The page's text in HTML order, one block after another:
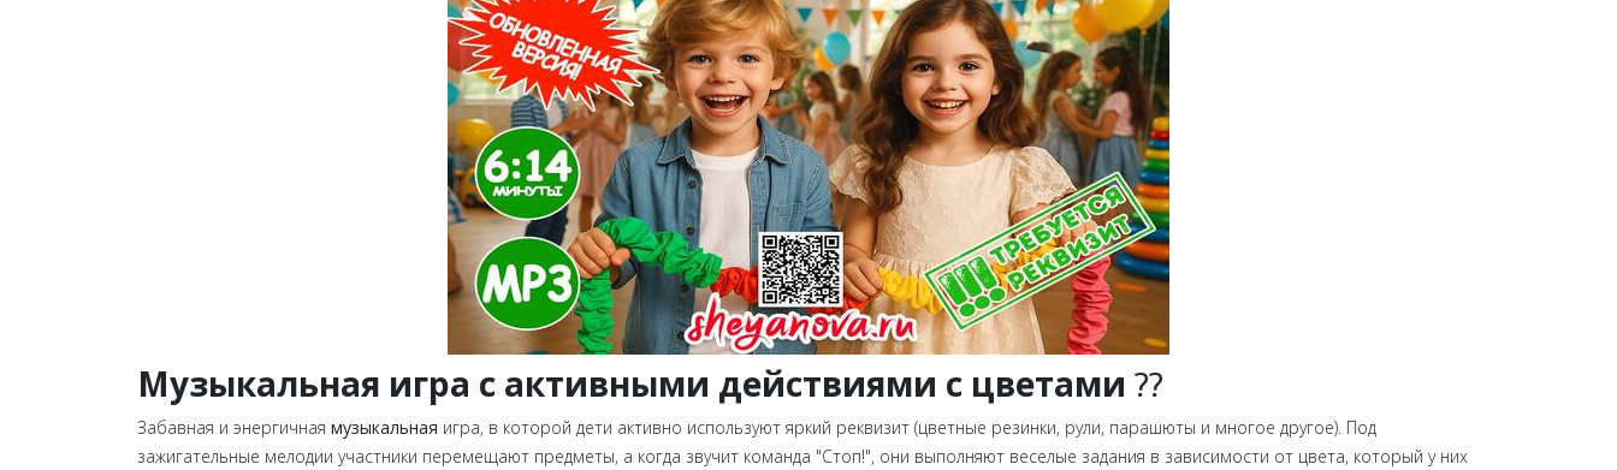
Музыкальная игра с активными действиями с цветами ??
Забавная и энергичная музыкальная игра, в которой дети активно используют яркий реквизит (цветные резинки, рули, парашюты и многое другое). Под
зажигательные мелодии участники перемещают предметы, а когда звучит команда "Стоп!", они выполняют веселые задания в зависимости от цвета, который у них